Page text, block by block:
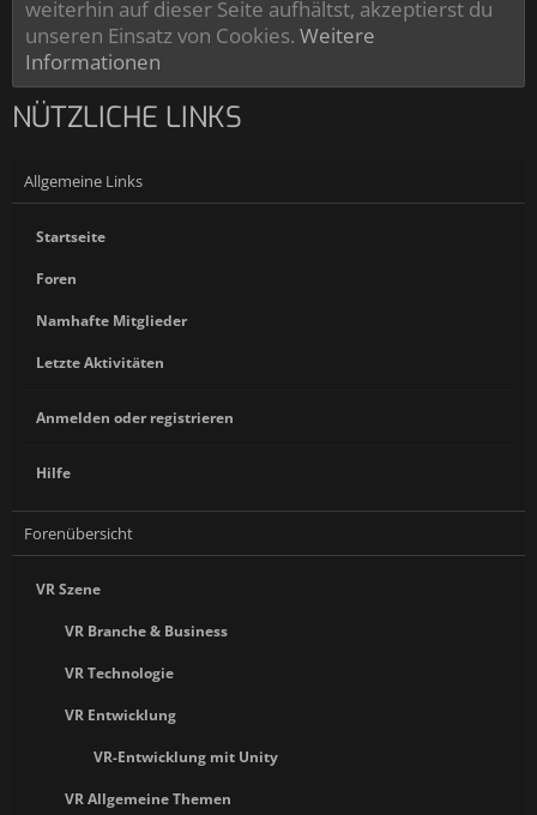
weiterhin auf dieser Seite aufhältst, akzeptierst du
unseren Einsatz von Cookies. Weitere
Informationen
NÜTZLICHE LINKS
Allgemeine Links
Startseite
Foren
Namhafte Mitglieder
Letzte Aktivitäten
Anmelden oder registrieren
Hilfe
Forenübersicht
VR Szene
VR Branche & Business
VR Technologie
VR Entwicklung
VR-Entwicklung mit Unity
VR Allgemeine Themen